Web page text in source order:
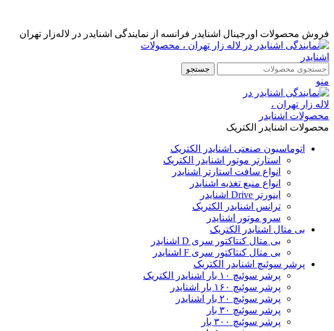
فروش محصولات اورجینال اشنایدر فرانسه از نمایندگی اشنایدر در لاله‌زار تهران
جستجو
منو
محصولات اشنایدر الکتریک
اتوماسیون صنعتی اشنایدر الکتریک
استارتر موتور اشنایدر الکتریک
انواع سافت استارتر اشنایدر
انواع منبع تغذیه اشنایدر
اینورتر Drive اشنایدر
ترانس اشنایدر الکتریک
سرو موتور اشنایدر
بی متال اشنایدر الکتریک
بی متال کنتاکتور سری D اشنایدر
بی متال کنتاکتور سری F اشنایدر
پرشر سوئیچ اشنایدر الکتریک
پرشر سوئیچ ۱۰ بار اشنایدر الکتریک
پرشر سوئیچ ۱۶۰ بار اشنایدر
پرشر سوئیچ ۲۰ بار اشنایدر
پرشر سوئیچ ۳۰ بار
پرشر سوئیچ ۳۰۰ بار